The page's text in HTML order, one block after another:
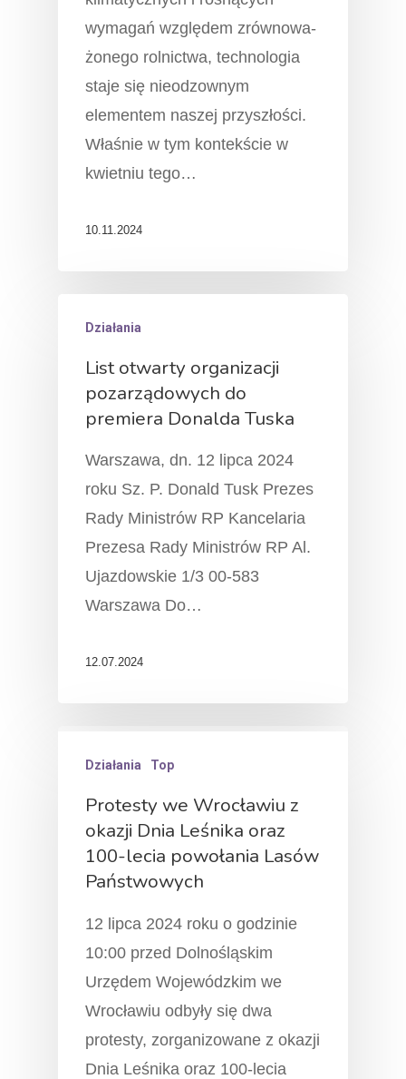
wymagań względem zrów­no­wa­
żo­nego rolnictwa, tech­no­logia
staje się nieodzownym
elementem naszej przy­szłości.
Właśnie w tym kontekście w
kwietniu tego…
10.11.2024
Działania
List otwarty organizacji
pozarządowych do
premiera Donalda Tuska
Warszawa, dn. 12 lipca 2024
roku Sz. P. Donald Tusk Prezes
Rady Ministrów RP Kancelaria
Prezesa Rady Ministrów RP Al.
Ujazdowskie 1/3 00-583
Warszawa Do…
12.07.2024
Działania Top
Protesty we Wrocławiu z
okazji Dnia Leśnika oraz
100-lecia powołania Lasów
Państwowych
12 lipca 2024 roku o godzinie
10:00 przed Dolnośląskim
Urzędem Wojewódzkim we
Wrocławiu odbyły się dwa
protesty, zorganizowane z okazji
Dnia Leśnika oraz 100-lecia
Fakty